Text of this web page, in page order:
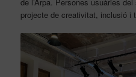
projecte de creativitat, inclusió i